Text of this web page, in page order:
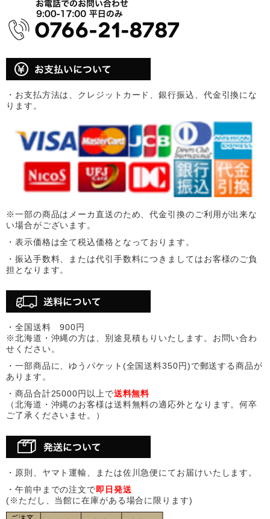
・お支払方法は、クレジットカード、銀行振込、代金引換にな
ります。
※一部の商品はメーカ直送のため、代金引換のご利用が出来な
い場合がございます。
・表示価格は全て税込価格となっております。
・振込手数料、または代引手数料につきましてはお客様のご負
担となります。
・全国送料 900円
※北海道・沖縄の方は、別途見積もりいたします。お問い合わ
せください。
・一部商品に、ゆうパケット(全国送料350円)で郵送する商品が
あります。
・商品合計25000円以上で送料無料
（北海道・沖縄のお客様は送料無料の適応外となります。何卒
ご了承くださいませ。）
・原則、ヤマト運輸、または佐川急便にてお届けいたします。
・午前中までの注文で即日発送
(※ただし、当館に在庫がある場合に限ります)